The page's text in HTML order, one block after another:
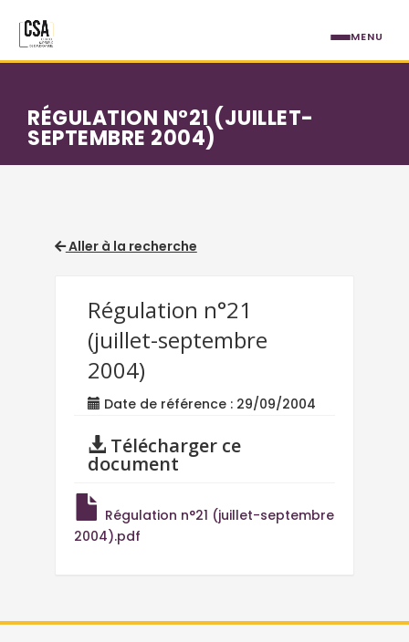
RÉGULATION N°21 (JUILLET-
SEPTEMBRE 2004)
Aller à la recherche
Régulation n°21
(juillet-septembre
2004)
Date de référence : 29/09/2004
Télécharger ce
document
Régulation n°21 (juillet-septembre
2004).pdf
MENU